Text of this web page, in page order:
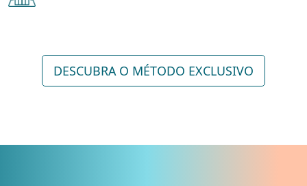
DESCUBRA O MÉTODO EXCLUSIVO